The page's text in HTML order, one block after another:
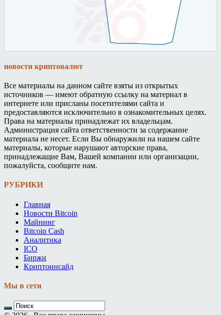
новости криптовалют
Все материалы на данном сайте взяты из открытых
источников — имеют обратную ссылку на материал в
интернете или присланы посетителями сайта и
предоставляются исключительно в ознакомительных целях.
Права на материалы принадлежат их владельцам.
Администрация сайта ответственности за содержание
материала не несет. Если Вы обнаружили на нашем сайте
материалы, которые нарушают авторские права,
принадлежащие Вам, Вашей компании или организации,
пожалуйста, сообщите нам.
РУБРИКИ
Главная
Новости Bitcoin
Майнинг
Bitcoin Cash
Аналитика
ICO
Биржи
Криптоинсайд
Мы в сети